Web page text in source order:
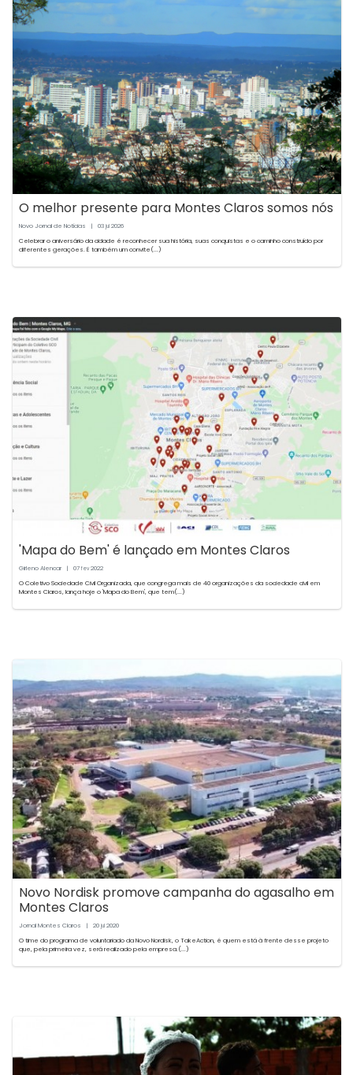
O melhor presente para Montes Claros somos nós
Novo Jornal de Notícias | 03 jul2026
Celebrar o aniversário da cidade é reconhecer sua história, suas conquistas e o caminho construído por
diferentes gerações. É também um convite(...)
'Mapa do Bem' é lançado em Montes Claros
Girleno Alencar | 07 fev2022
O Coletivo Sociedade Civil Organizada, que congrega mais de 40 organizações da sociedade civil em
Montes Claros, lança hoje o 'Mapa do Bem', que tem(...)
Novo Nordisk promove campanha do agasalho em
Montes Claros
Jornal Montes Claros | 20 jul2020
O time do programa de voluntariado da Novo Nordisk, o TakeAction, é quem está à frente desse projeto
que, pela primeira vez, será realizado pela empresa.(...)